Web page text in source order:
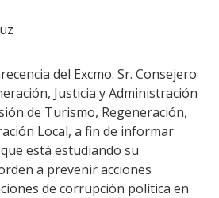
del Excmo. Sr. Consejero
Justicia y Administración
de Turismo, Regeneración,
Local, a fin de informar
está estudiando su
a prevenir acciones
de corrupción política en